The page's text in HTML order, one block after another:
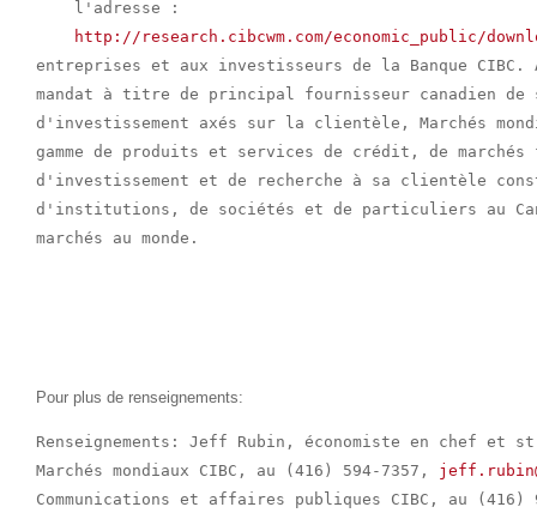
    l'adresse :
http://research.cibcwm.com/economic_public/
entreprises et aux investisseurs de la Banque
mandat à titre de principal fournisseur canadien de
d'investissement axés sur la clientèle, Marchés
gamme de produits et services de crédit, de
d'investissement et de recherche à sa clientèle
d'institutions, de sociétés et de particuliers au
marchés au monde.
Pour plus de renseignements:
Renseignements: Jeff Rubin, économiste en chef et
Marchés mondiaux CIBC, au (416) 594-7357,